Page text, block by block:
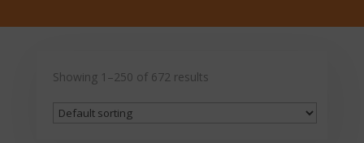
Showing 1–250 of 672 results